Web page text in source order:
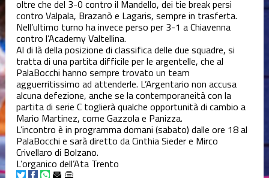
oltre che del 3-0 contro il Mandello, dei tie break persi
contro Valpala, Brazanò e Lagaris, sempre in trasferta.
Nell’ultimo turno ha invece perso per 3-1 a Chiavenna
contro l’Academy Valtellina.
Al di là della posizione di classifica delle due squadre, si
tratta di una partita difficile per le argentelle, che al
PalaBocchi hanno sempre trovato un team
agguerritissimo ad attenderle. L’Argentario non accusa
alcuna defezione, anche se la contemporaneità con la
partita di serie C toglierà qualche opportunità di cambio a
Mario Martinez, come Gazzola e Panizza.
L’incontro è in programma domani (sabato) dalle ore 18 al
PalaBocchi e sarà diretto da Cinthia Sieder e Mirco
Crivellaro di Bolzano.
L’organico dell’Ata Trento